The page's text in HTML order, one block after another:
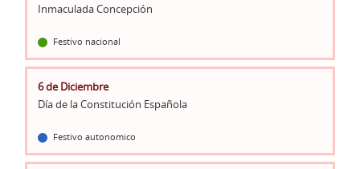
Inmaculada Concepción
Festivo nacional
6 de Diciembre
Día de la Constitución Española
Festivo autonomico